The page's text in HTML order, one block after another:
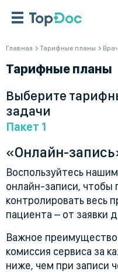
Главная Тарифные планы
Тарифные планы
Выберите
задачи
Пакет 1
«Онлайн-
Воспользуйтесь
онлайн-записи, чтобы
контролировать весь
пациента – от заявки
Важное
комиссия сервиса за
ниже, чем при записи